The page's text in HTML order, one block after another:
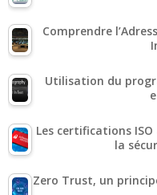
Comprendre
Utilisation du
Les certifications
la
Zero Trust, un